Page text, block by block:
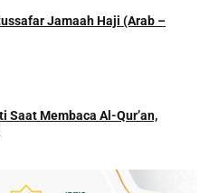
Jamaah Haji (Arab –
Saat Membaca Al-Qur’an,